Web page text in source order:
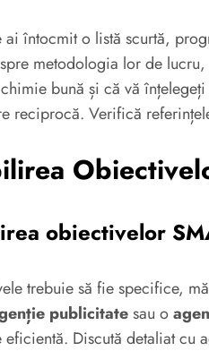
ai întocmit o listă scurtă,
metodologia lor de
bună și că vă
reciprocă. Verifică
obiectivelor
trebuie să fie specifice,
publicitatesau o
eficientă. Discută detaliat cu